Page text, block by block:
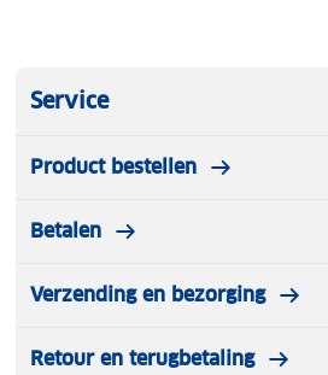
Service
Product bestellen
Betalen
Verzending en bezorging
Retour en terugbetaling